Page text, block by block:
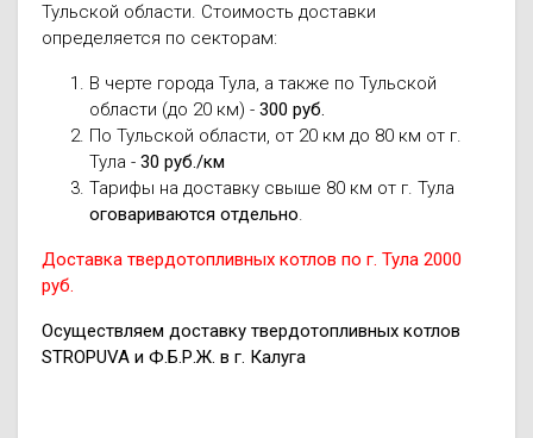
Тульской области. Стоимость доставки
определяется по секторам:
В черте города Тула, а также по Тульской
области (до 20 км) - 300 руб.
По Тульской области, от 20 км до 80 км от г.
Тула - 30 руб./км
Тарифы на доставку свыше 80 км от г. Тула
оговариваются отдельно.
Доставка твердотопливных котлов по г. Тула 2000
руб.
Осуществляем доставку твердотопливных котлов
STROPUVA и Ф.Б.Р.Ж. в г. Калуга